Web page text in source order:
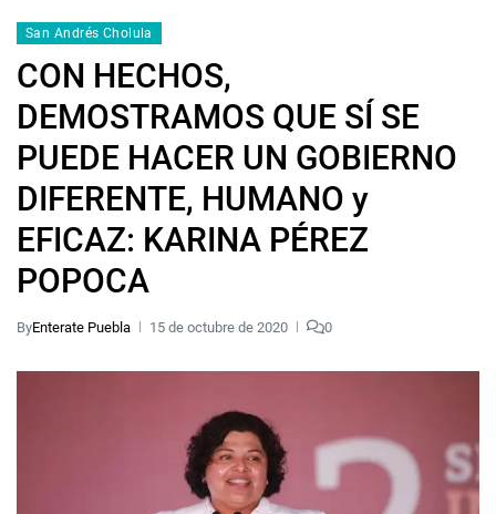
San Andrés Cholula
CON HECHOS,
DEMOSTRAMOS QUE SÍ SE
PUEDE HACER UN GOBIERNO
DIFERENTE, HUMANO y
EFICAZ: KARINA PÉREZ
POPOCA
ByEnterate Puebla 15 de octubre de 2020 0